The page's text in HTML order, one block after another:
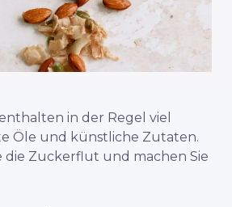
in der Regel viel
Öle und künstliche Zutaten.
die Zuckerflut und machen Sie